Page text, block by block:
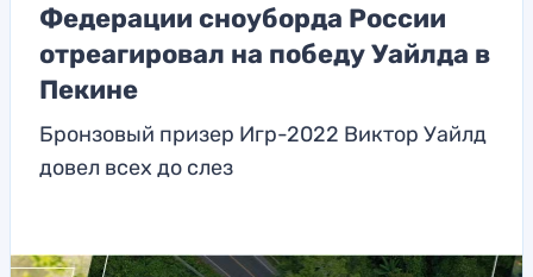
Федерации сноуборда России
отреагировал на победу Уайлда в
Пекине
Бронзовый призер Игр-2022 Виктор Уайлд
довел всех до слез